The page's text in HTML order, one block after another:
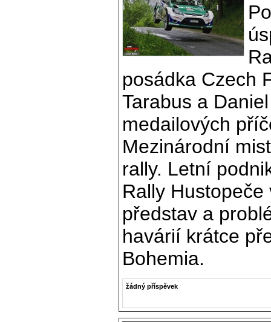
posádka Czech
Tarabus a
medailových
Mezinárodní
rally. Letní
Rally
představ a
havárií krátce
Bohemia.
žádný příspěvek